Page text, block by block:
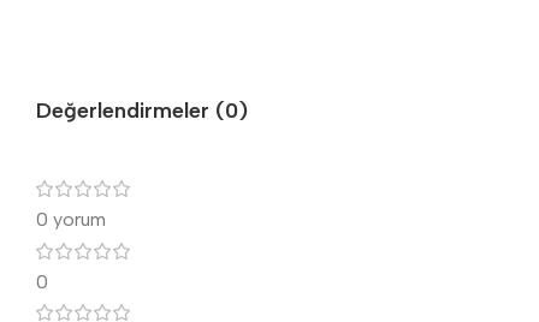
Değerlendirmeler (0)
0 yorum
0